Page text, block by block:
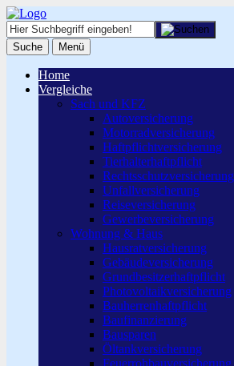
Suche Menü
Home
Vergleiche
Sach und KFZ
Autoversicherung
Motorradversicherung
Haftpflichtversicherung
Tierhalterhaftpflicht
Rechtsschutzversicherung
Unfallversicherung
Reiseversicherung
Gewerbeversicherung
Wohnung & Haus
Hausratversicherung
Gebäudeversicherung
Grundbesitzerhaftpflicht
Photovoltaikversicherung
Bauherrenhaftpflicht
Baufinanzierung
Bausparen
Öltankversicherung
Feuerrohbauversicherung